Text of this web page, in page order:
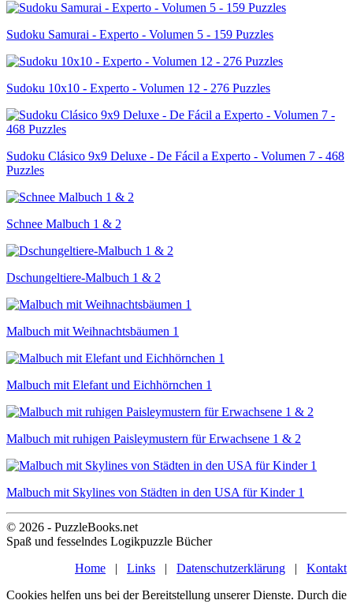
Sudoku Samurai - Experto - Volumen 5 - 159 Puzzles
Sudoku 10x10 - Experto - Volumen 12 - 276 Puzzles
Sudoku Clásico 9x9 Deluxe - De Fácil a Experto - Volumen 7 - 468
Puzzles
Schnee Malbuch 1 & 2
Dschungeltiere-Malbuch 1 & 2
Malbuch mit Weihnachtsbäumen 1
Malbuch mit Elefant und Eichhörnchen 1
Malbuch mit ruhigen Paisleymustern für Erwachsene 1 & 2
Malbuch mit Skylines von Städten in den USA für Kinder 1
© 2026 - PuzzleBooks.net
Spaß und fesselndes Logikpuzzle Bücher
Home | Links | Datenschutzerklärung | Kontakt
Cookies helfen uns bei der Bereitstellung unserer Dienste. Durch die